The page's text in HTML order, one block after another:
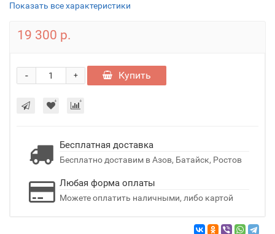
Показать все характеристики
19 300 р.
+
- Купить
Бесплатная доставка
Бесплатно доставим в Азов, Батайск, Ростов
Любая форма оплаты
Можете оплатить наличными, либо картой